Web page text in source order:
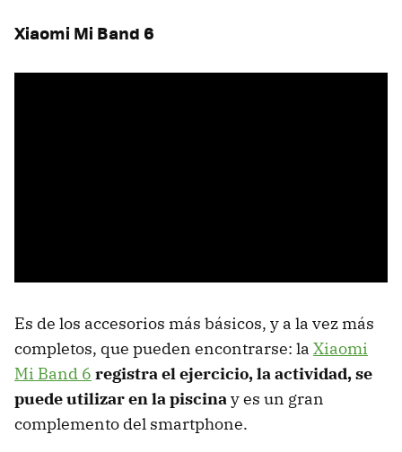
Xiaomi Mi Band 6
Es de los accesorios más básicos, y a la vez más
completos, que pueden encontrarse: la Xiaomi
Mi Band 6 registra el ejercicio, la actividad, se
puede utilizar en la piscinay es un gran
complemento del smartphone.